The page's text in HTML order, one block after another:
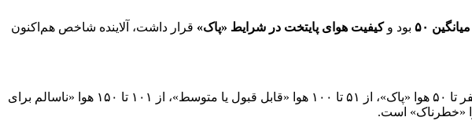
میانگین ۵۰ بود و کیفیت هوای پایتخت در شرایط «پاک» قرار داشت، آلاینده شاخص هم‌اکنون
بنابراین گزارش، شاخص کیفیت هوا (AQI) به ۶ دسته اصلی تقسیم‌بندی می‌شود. براساس این تقسیم‌بندی از عدد صفر تا ۵۰ هوا «پاک»، از ۵۱ تا ۱۰۰ هوا «قابل قبول یا متوسط»، از ۱۰۱ تا ۱۵۰ هوا «ناسالم برای